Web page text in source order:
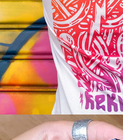
Kekli Kub